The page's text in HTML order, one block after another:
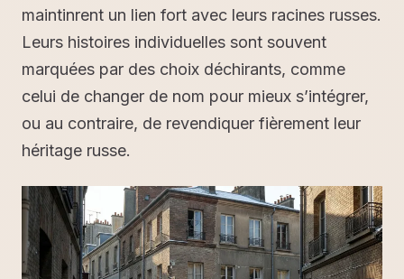
maintinrent un lien fort avec leurs racines russes.
Leurs histoires individuelles sont souvent
marquées par des choix déchirants, comme
celui de changer de nom pour mieux s’intégrer,
ou au contraire, de revendiquer fièrement leur
héritage russe.